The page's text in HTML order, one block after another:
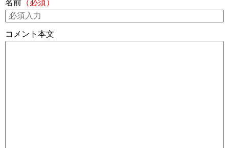
名前 （必須）
コメント本文